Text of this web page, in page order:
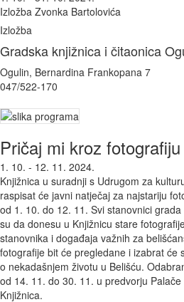
Izložba Zvonka Bartolovića
Izložba
Gradska knjižnica i čitaonica
Ogulin, Bernardina Frankopana 7
047/522-170
Pričaj mi kroz fotografiju
1. 10. - 12. 11. 2024.
Knjižnica u suradnji s Udrugom za
raspisat će javni natječaj za najstariju
od 1. 10. do 12. 11. Svi stanovnici
su da donesu u Knjižnicu stare
stanovnika i događaja važnih za
fotografije bit će pregledane i izabrat će
o nekadašnjem životu u Belišću.
od 14. 11. do 30. 11. u predvorju
Knjižnica.